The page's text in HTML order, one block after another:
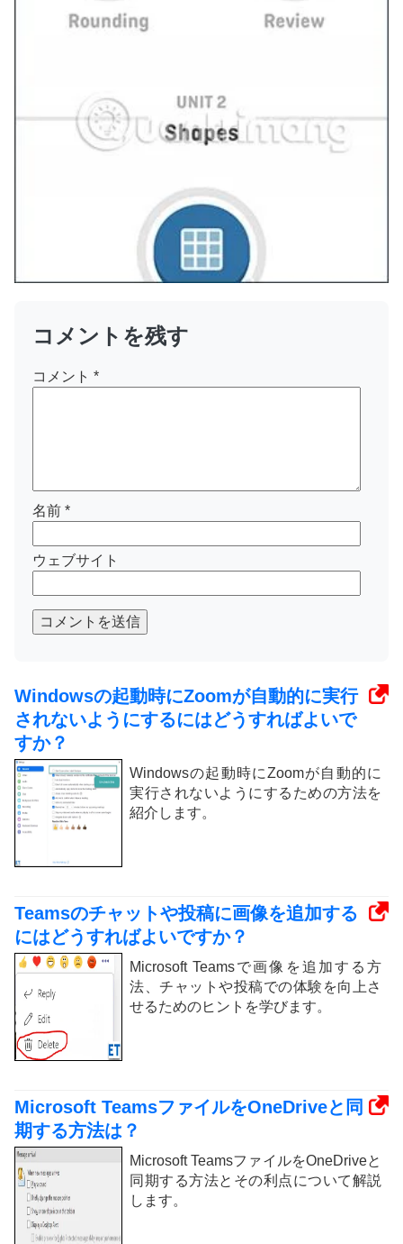
コメントを残す
コメント *
名前 *
ウェブサイト
コメントを送信
Windowsの起動時にZoomが自動的に実行
されないようにするにはどうすればよいで
すか？
Windowsの起動時にZoomが自動的に
実行されないようにするための方法を
紹介します。
Teamsのチャットや投稿に画像を追加する
にはどうすればよいですか？
Microsoft Teamsで画像を追加する方
法、チャットや投稿での体験を向上さ
せるためのヒントを学びます。
Microsoft TeamsファイルをOneDriveと同
期する方法は？
Microsoft TeamsファイルをOneDriveと
同期する方法とその利点について解説
します。